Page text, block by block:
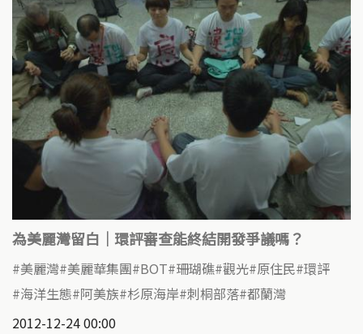
為美麗灣留白｜環評審查能終結開發爭議嗎？
美麗灣 美麗華集團 BOT 珊瑚礁 觀光 原住民 環評
海洋生態 阿美族 杉原海岸 刺桐部落 都蘭灣
2012-12-24 00:00